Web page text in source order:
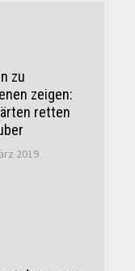
zu
zeigen:
retten
2019